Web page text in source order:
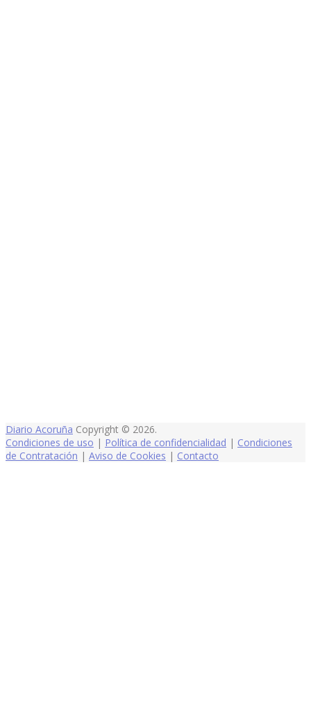
Diario Acoruña Copyright © 2026.
Condiciones de uso | Política de confidencialidad | Condiciones
de Contratación | Aviso de Cookies | Contacto